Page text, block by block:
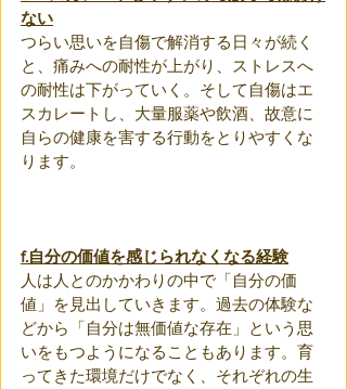
ない
つらい思いを自傷で解消する日々が続く
と、痛みへの耐性が上がり、ストレスへ
の耐性は下がっていく。そして自傷はエ
スカレートし、大量服薬や飲酒、故意に
自らの健康を害する行動をとりやすくな
ります。
f.自分の価値を感じられなくなる経験
人は人とのかかわりの中で「自分の価
値」を見出していきます。過去の体験な
どから「自分は無価値な存在」という思
いをもつようになることもあります。育
ってきた環境だけでなく、それぞれの生